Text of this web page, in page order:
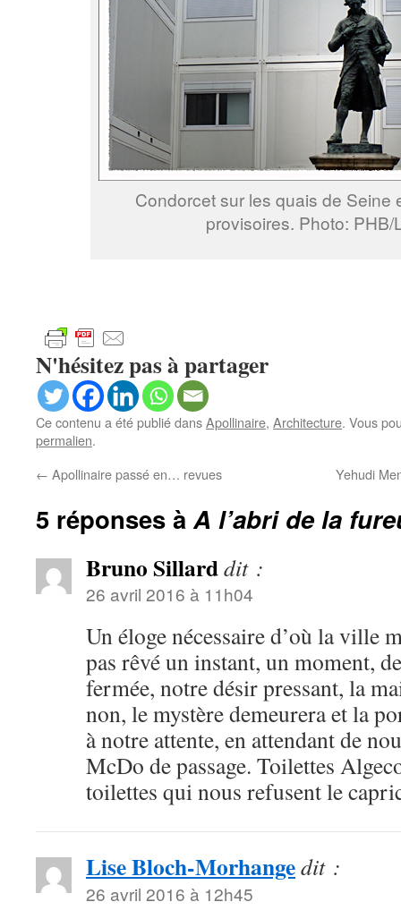
Condorcet sur les quais de Seine
provisoires. Photo: PHB/
N'hésitez pas à partager
Ce contenu a été publié dansApollinaire, Architecture. Vous
permalien.
← Apollinaire passé en… revues Yehudi
5 réponses àA l’abri de la
Bruno Sillarddit :
26 avril 2016 à 11h04
Un éloge nécessaire d’où la ville
pas rêvé un instant, un moment,
fermée, notre désir pressant, la
non, le mystère demeurera et la
à notre attente, en attendant de
McDo de passage. Toilettes
toilettes qui nous refusent le
Lise Bloch-Morhangedit :
26 avril 2016 à 12h45